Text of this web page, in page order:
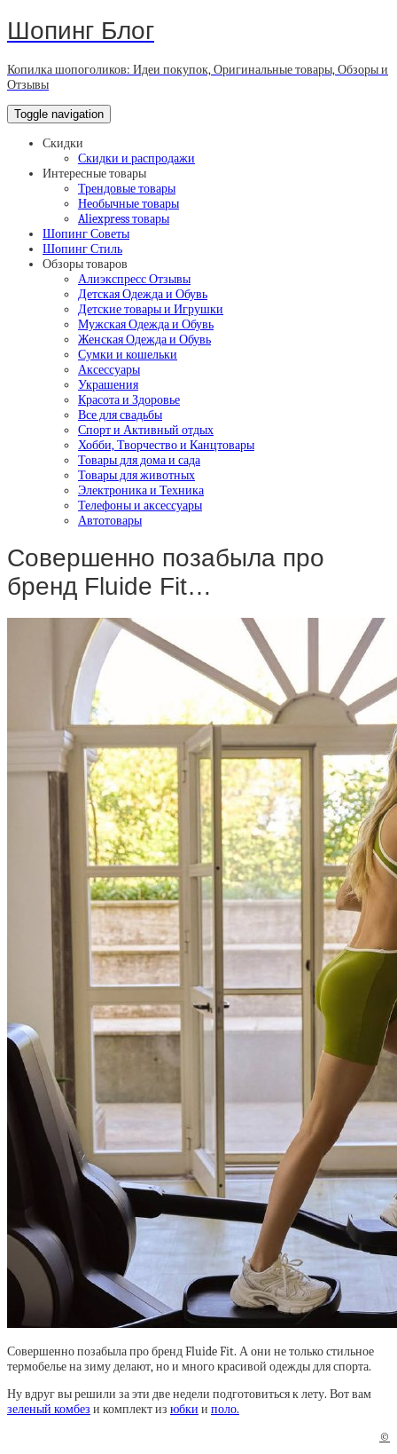
Шопинг Блог
Копилка шопоголиков: Идеи покупок, Оригинальные товары, Обзоры и
Отзывы
Toggle navigation
Скидки
Скидки и распродажи
Интересные товары
Трендовые товары
Необычные товары
Aliexpress товары
Шопинг Советы
Шопинг Стиль
Обзоры товаров
Алиэкспресс Отзывы
Детская Одежда и Обувь
Детские товары и Игрушки
Мужская Одежда и Обувь
Женская Одежда и Обувь
Сумки и кошельки
Аксессуары
Украшения
Красота и Здоровье
Все для свадьбы
Спорт и Активный отдых
Хобби, Творчество и Канцтовары
Товары для дома и сада
Товары для животных
Электроника и Техника
Телефоны и аксессуары
Автотовары
Совершенно позабыла про
бренд Fluide Fit…
Совершенно позабыла про бренд Fluide Fit. А они не только стильное
термобелье на зиму делают, но и много красивой одежды для спорта.
Ну вдруг вы решили за эти две недели подготовиться к лету. Вот вам
зеленый комбез и комплект из юбки и поло.
©